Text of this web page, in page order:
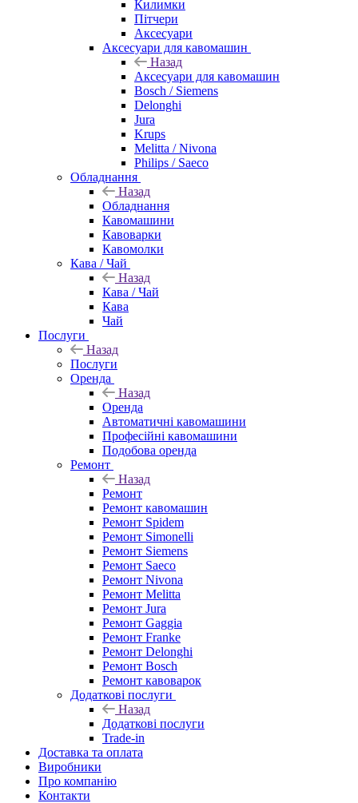
Килимки
Пітчери
Аксесуари
Аксесуари для кавомашин
Назад
Аксесуари для кавомашин
Bosch / Siemens
Delonghi
Jura
Krups
Melitta / Nivona
Philips / Saeco
Обладнання
Назад
Обладнання
Кавомашини
Кавоварки
Кавомолки
Кава / Чай
Назад
Кава / Чай
Кава
Чай
Послуги
Назад
Послуги
Оренда
Назад
Оренда
Автоматичні кавомашини
Професійні кавомашини
Подобова оренда
Ремонт
Назад
Ремонт
Ремонт кавомашин
Ремонт Spidem
Ремонт Simonelli
Ремонт Siemens
Ремонт Saeco
Ремонт Nivona
Ремонт Melitta
Ремонт Jura
Ремонт Gaggia
Ремонт Franke
Ремонт Delonghi
Ремонт Bosch
Ремонт кавоварок
Додаткові послуги
Назад
Додаткові послуги
Trade-in
Доставка та оплата
Виробники
Про компанію
Контакти